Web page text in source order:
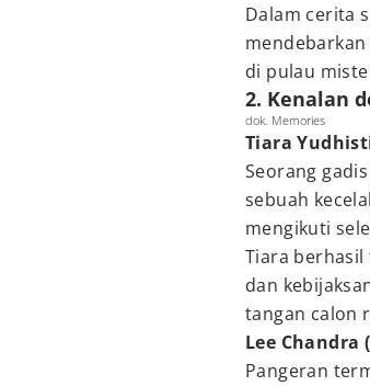
Dalam cerita
di pulau
2. Kenalan
dok. Memories
Tiara
Seorang
sebuah
mengikuti
Tiara
dan
tangan calon
Lee Chandra
Pangeran